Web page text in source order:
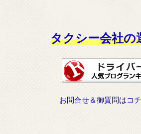
タクシー会社の
お問合せ＆御質問はコ